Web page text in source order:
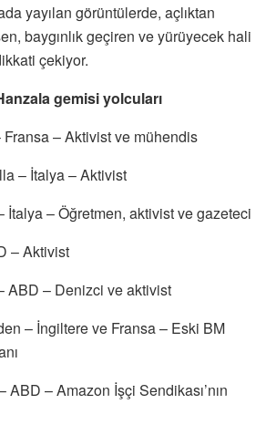
yayılan görüntülerde, açlıktan
baygınlık geçiren ve yürüyecek hali
çekiyor.
gemisi yolcuları
– Aktivist ve mühendis
– İtalya – Aktivist
İtalya – Öğretmen, aktivist ve gazeteci
– Aktivist
ABD – Denizci ve aktivist
– İngiltere ve Fransa – Eski BM
– Amazon İşçi Sendikası’nın